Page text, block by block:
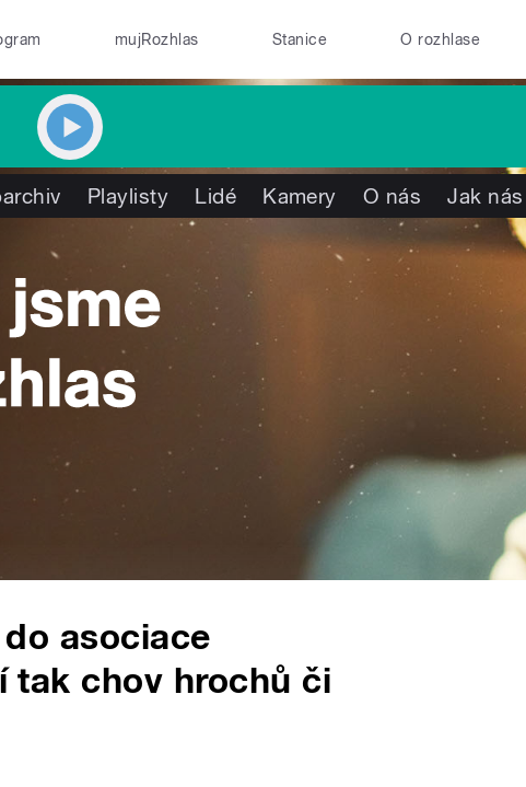
mujRozhlas Stanice O rozhlase
Playlisty Lidé Kamery O nás Jak
asociace
tak chov hrochů či